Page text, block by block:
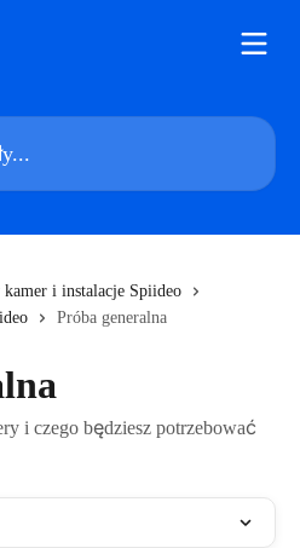
kamer i instalacje Spiideo
Próba generalna
i czego będziesz potrzebować